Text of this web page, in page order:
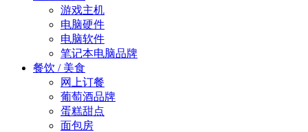
游戏主机
电脑硬件
电脑软件
笔记本电脑品牌
餐饮 / 美食
网上订餐
葡萄酒品牌
蛋糕甜点
面包房